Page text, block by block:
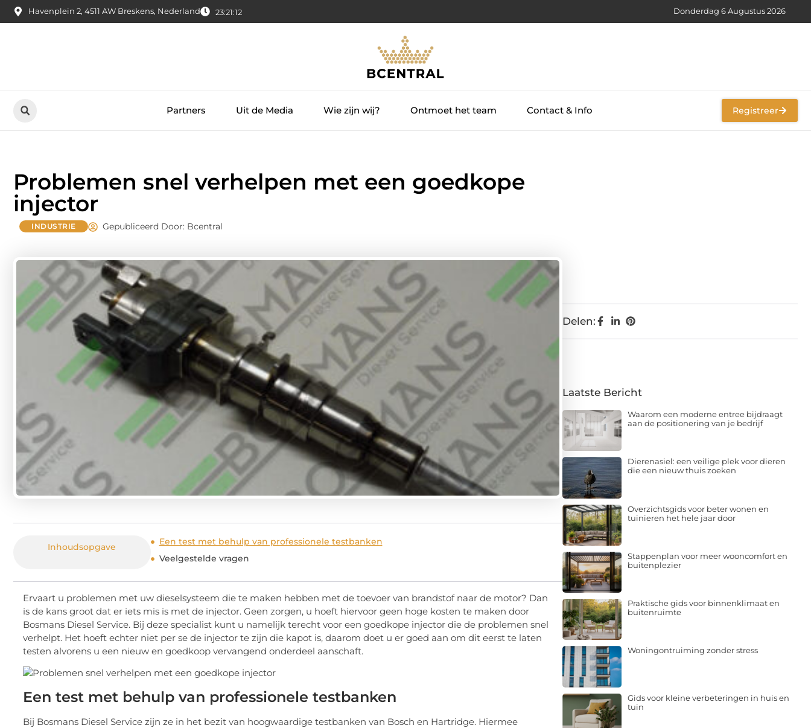
Havenplein 2, 4511 AW Breskens, Nederland 23:21:14 Donderdag 6 Augustus 2026
Partners Uit de Media Wie zijn wij? Ontmoet het team Contact & Info Registreer
Problemen snel verhelpen met een goedkope
injector
INDUSTRIE Gepubliceerd Door: Bcentral
Inhoudsopgave
Een test met behulp van professionele testbanken
Veelgestelde vragen
Ervaart u problemen met uw dieselsysteem die te maken hebben met de toevoer van brandstof naar de motor? Dan
is de kans groot dat er iets mis is met de injector. Geen zorgen, u hoeft hiervoor geen hoge kosten te maken door
Bosmans Diesel Service. Bij deze specialist kunt u namelijk terecht voor een goedkope injector die de problemen snel
verhelpt. Het hoeft echter niet per se de injector te zijn die kapot is, daarom doet u er goed aan om dit eerst te laten
testen alvorens u een nieuw en goedkoop vervangend onderdeel aanschaft.
Een test met behulp van professionele testbanken
Bij Bosmans Diesel Service zijn ze in het bezit van hoogwaardige testbanken van Bosch en Hartridge. Hiermee
Delen:
Laatste Bericht
Waarom een moderne entree bijdraagt
aan de positionering van je bedrijf
Dierenasiel: een veilige plek voor dieren
die een nieuw thuis zoeken
Overzichtsgids voor beter wonen en
tuinieren het hele jaar door
Stappenplan voor meer wooncomfort en
buitenplezier
Praktische gids voor binnenklimaat en
buitenruimte
Woningontruiming zonder stress
Gids voor kleine verbeteringen in huis en
tuin